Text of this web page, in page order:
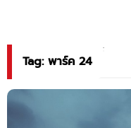
Tag: พาร์ค 24